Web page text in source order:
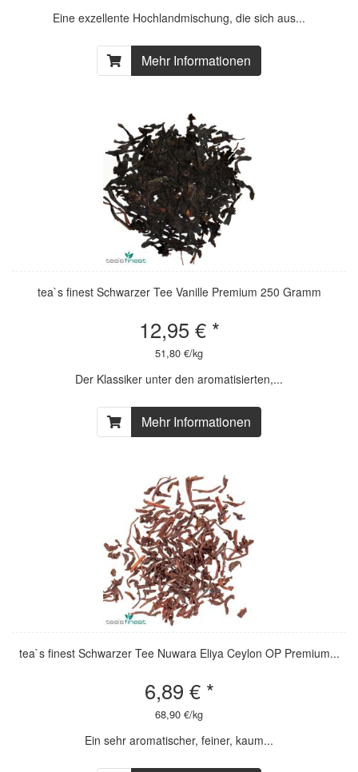
Eine exzellente Hochlandmischung, die sich aus...
Mehr Informationen
tea`s finest Schwarzer Tee Vanille Premium 250 Gramm
12,95 € *
51,80 €/kg
Der Klassiker unter den aromatisierten,...
Mehr Informationen
tea`s finest Schwarzer Tee Nuwara Eliya Ceylon OP Premium...
6,89 € *
68,90 €/kg
Ein sehr aromatischer, feiner, kaum...